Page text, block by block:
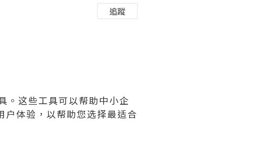
追蹤
这些工具可以帮助中小企
体验，以帮助您选择最适合